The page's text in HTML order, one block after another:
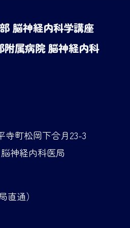
脳神経内科学講座
附属病院 脳神経内科
寺町松岡下合月23-3
神経内科医局
直通）